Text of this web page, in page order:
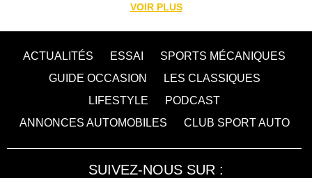
VOIR PLUS
ACTUALITÉS ESSAI
SPORTS MÉCANIQUES
GUIDE OCCASION
LES CLASSIQUES
LIFESTYLE
PODCAST
ANNONCES AUTOMOBILES
CLUB SPORT AUTO
SUIVEZ-NOUS SUR :